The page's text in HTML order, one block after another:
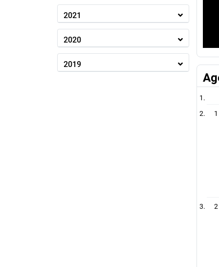
2021
2020
2019
1
2